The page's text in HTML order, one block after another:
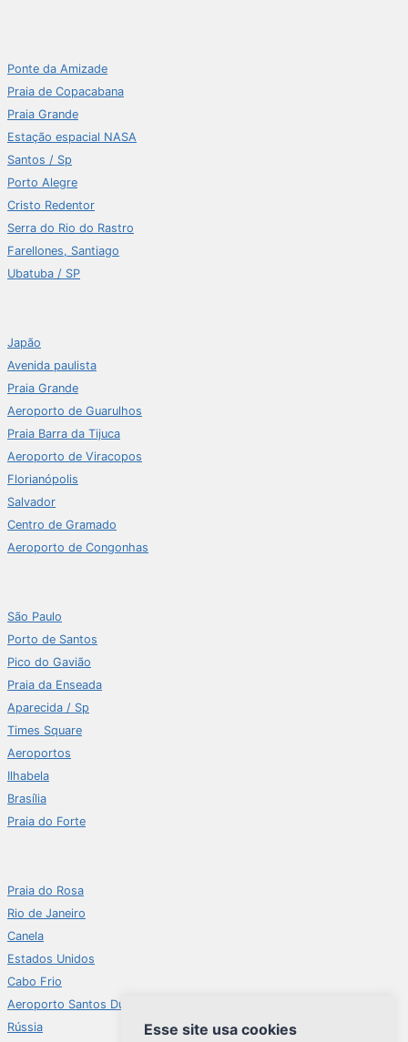
Ponte da Amizade
Praia de Copacabana
Praia Grande
Estação espacial NASA
Santos / Sp
Porto Alegre
Cristo Redentor
Serra do Rio do Rastro
Farellones, Santiago
Ubatuba / SP
Japão
Avenida paulista
Praia Grande
Aeroporto de Guarulhos
Praia Barra da Tijuca
Aeroporto de Viracopos
Florianópolis
Salvador
Centro de Gramado
Aeroporto de Congonhas
São Paulo
Porto de Santos
Pico do Gavião
Praia da Enseada
Aparecida / Sp
Times Square
Aeroportos
Ilhabela
Brasília
Praia do Forte
Praia do Rosa
Rio de Janeiro
Canela
Estados Unidos
Cabo Frio
Aeroporto Santos Dumont
Rússia
Esse site usa cookies